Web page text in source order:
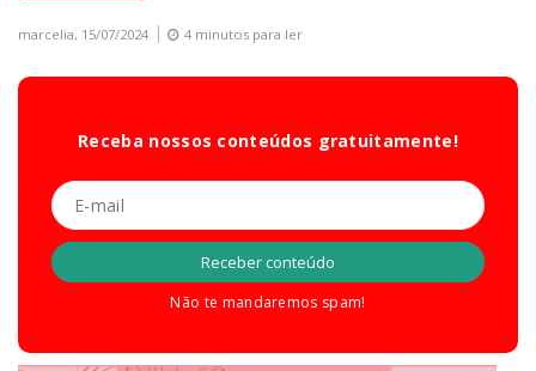
marcelia, 15/07/2024 4 minutos para ler
Receba nossos conteúdos gratuitamente!
Não te mandaremos spam!